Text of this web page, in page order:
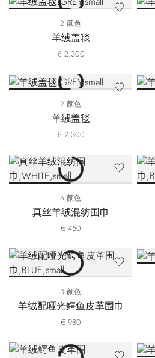
2 颜色
羊绒盖毯
€ 2.300
2 颜色
羊绒盖毯
€ 2.300
6 颜色
真丝羊绒混纺围巾
€ 450
3 颜色
羊绒配哑光鳄鱼皮革围巾
€ 980